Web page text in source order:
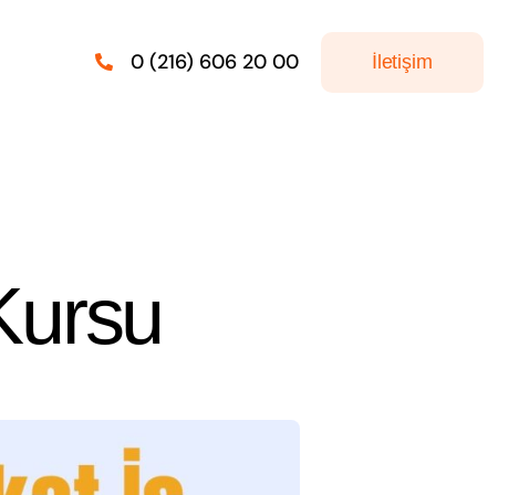
0 (216) 606 20 00 İletişim